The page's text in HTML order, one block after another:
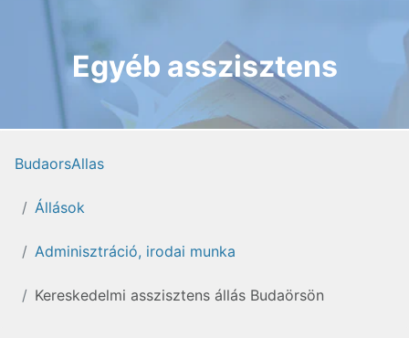
Egyéb asszisztens
BudaorsAllas
Állások
Adminisztráció, irodai munka
Kereskedelmi asszisztens állás Budaörsön